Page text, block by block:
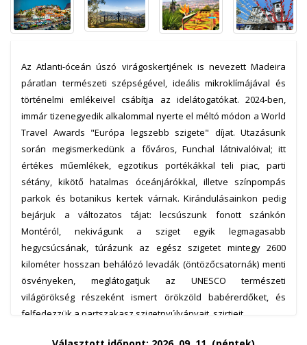
Az Atlanti-óceán úszó virágoskertjének is nevezett Madeira
páratlan természeti szépségével, ideális mikroklímájával és
történelmi emlékeivel csábítja az idelátogatókat. 2024-ben,
immár tizenegyedik alkalommal nyerte el méltó módon a World
Travel Awards "Európa legszebb szigete" díjat. Utazásunk
során megismerkedünk a főváros, Funchal látnivalóival; itt
értékes műemlékek, egzotikus portékákkal teli piac, parti
sétány, kikötő hatalmas óceánjárókkal, illetve színpompás
parkok és botanikus kertek várnak. Kirándulásainkon pedig
bejárjuk a változatos tájat: lecsúszunk fonott szánkón
Montéról, nekivágunk a sziget egyik legmagasabb
hegycsúcsának, túrázunk az egész szigetet mintegy 2600
kilométer hosszan behálózó levadák (öntözőcsatornák) menti
ösvényeken, meglátogatjuk az UNESCO természeti
világörökség részeként ismert örökzöld babérerdőket, és
felfedezzük a partszakasz szigetnyúlványait, szirtjeit.